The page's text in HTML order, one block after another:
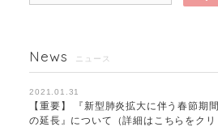
News ニュース
2021.01.31
【重要】 『新型肺炎拡大に伴う春節期間
の延長』について（詳細はこちらをクリ